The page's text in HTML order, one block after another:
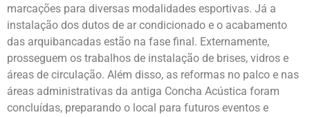
marcações para diversas modalidades esportivas. Já a
instalação dos dutos de ar condicionado e o acabamento
das arquibancadas estão na fase final. Externamente,
prosseguem os trabalhos de instalação de brises, vidros e
áreas de circulação. Além disso, as reformas no palco e nas
áreas administrativas da antiga Concha Acústica foram
concluídas, preparando o local para futuros eventos e